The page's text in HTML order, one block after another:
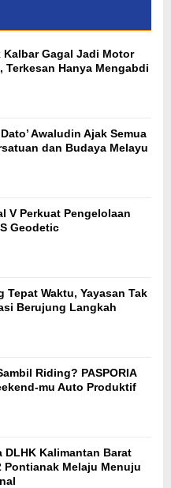
Kalbar Gagal Jadi Motor
Terkesan Hanya Mengabdi
Awaludin Ajak Semua
dan Budaya Melayu
V Perkuat Pengelolaan
Geodetic
Tepat Waktu, Yayasan Tak
Berujung Langkah
Riding? PASPORIA
mu Auto Produktif
DLHK Kalimantan Barat
Pontianak Melaju Menuju